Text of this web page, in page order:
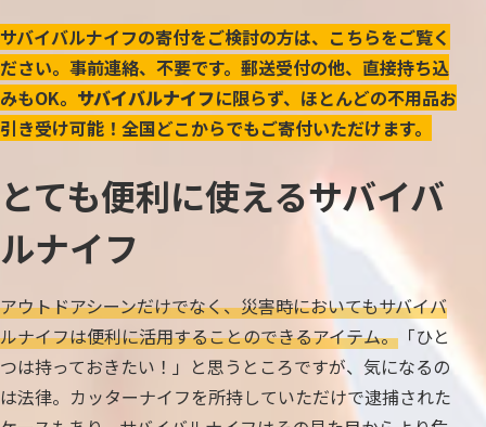
サバイバルナイフの寄付をご検討の方は、こちらをご覧く
ださい。事前連絡、不要です。郵送受付の他、直接持ち込
みもOK。 サバイバルナイフに限らず、ほとんどの不用品お
引き受け可能！全国どこからでもご寄付いただけます。
とても便利に使えるサバイバ
ルナイフ
アウトドアシーンだけでなく、災害時においてもサバイバ
ルナイフは便利に活用することのできるアイテム。 「ひと
つは持っておきたい！」と思うところですが、気になるの
は法律。カッターナイフを所持していただけで逮捕された